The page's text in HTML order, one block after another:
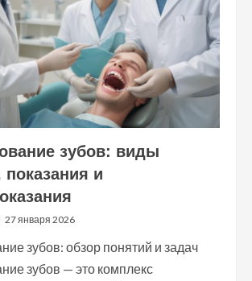
зубов: виды
показания и
27 января 2026
зубов: обзор понятий и задач
зубов — это комплекс